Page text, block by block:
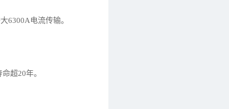
6300A电流传输。
超20年。